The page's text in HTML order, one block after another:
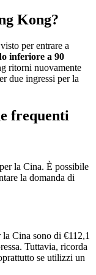
Kong?
per entrare a
inferiore a 90
ritorni nuovamente
due ingressi per la
frequenti
la Cina. È possibile
la domanda di
Cina sono di €112,1
Tuttavia, ricorda
se utilizzi un